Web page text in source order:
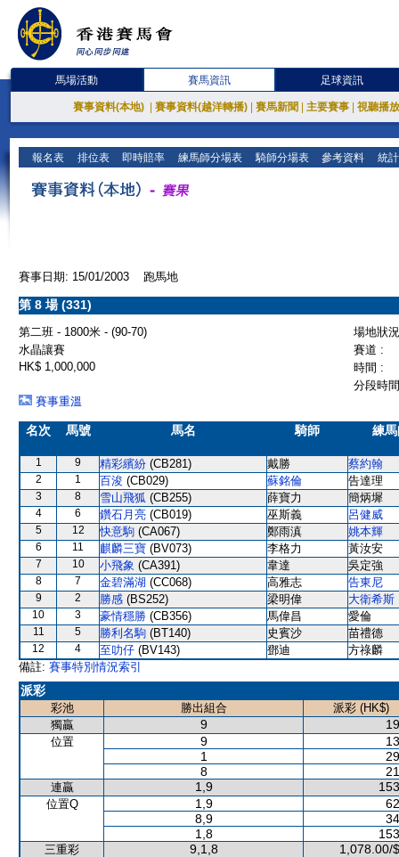
馬場活動 賽馬資訊 足球資訊
賽事資料(本地) 賽事資料(越洋轉播) 賽馬新聞 主要賽事 視聽播
報名表 排位表 即時賠率 練馬師分場表 騎師分場表 參考資料 統
賽事日期: 15/01/2003 跑馬地
第 8 場 (331)
第二班 - 1800米 - (90-70)
場地狀
水晶讓賽
賽道 :
HK$ 1,000,000
時間 :
分段時
賽事重溫
名次 馬號 馬名 騎師 練
1 9 精彩繽紛 (CB281) 戴勝 蔡約翰
2 1 百浚 (CB029) 蘇銘倫 告達理
3 8 雪山飛狐 (CB255) 薛寶力 簡炳墀
4 6 鑽石月亮 (CB019) 巫斯義 呂健威
5 12 快意駒 (CA067) 鄭雨滇 姚本輝
6 11 麒麟三寶 (BV073) 李格力 黃汝安
7 10 小飛象 (CA391) 韋達 吳定強
8 7 金碧滿湖 (CC068) 高雅志 告東尼
9 2 勝感 (BS252) 梁明偉 大衛希斯
10 3 豪情穩勝 (CB356) 馬偉昌 愛倫
11 5 勝利名駒 (BT140) 史賓沙 苗禮德
12 4 至叻仔 (BV143) 鄧迪
方祿麟
備註: 賽事特別情況索引
派彩
彩池 勝出組合
派彩 (HK$)
獨贏
9
位置 9
1
8
連贏 1,9
位置Q 1,9
8,9
1,8
三重彩 9,1,8 1,078.00/